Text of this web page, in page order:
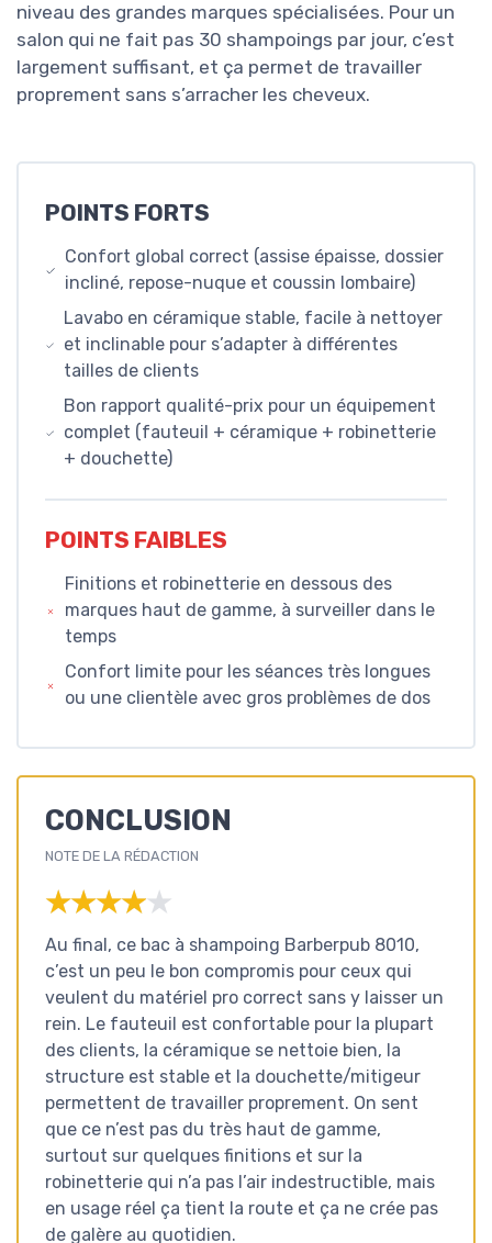
niveau des grandes marques spécialisées. Pour un
salon qui ne fait pas 30 shampoings par jour, c’est
largement suffisant, et ça permet de travailler
proprement sans s’arracher les cheveux.
POINTS FORTS
Confort global correct (assise épaisse, dossier
incliné, repose-nuque et coussin lombaire)
Lavabo en céramique stable, facile à nettoyer
et inclinable pour s’adapter à différentes
tailles de clients
Bon rapport qualité-prix pour un équipement
complet (fauteuil + céramique + robinetterie
+ douchette)
POINTS FAIBLES
Finitions et robinetterie en dessous des
marques haut de gamme, à surveiller dans le
temps
Confort limite pour les séances très longues
ou une clientèle avec gros problèmes de dos
CONCLUSION
NOTE DE LA RÉDACTION
★★★★★
★★★★★
Au final, ce bac à shampoing Barberpub 8010,
c’est un peu le bon compromis pour ceux qui
veulent du matériel pro correct sans y laisser un
rein. Le fauteuil est confortable pour la plupart
des clients, la céramique se nettoie bien, la
structure est stable et la douchette/mitigeur
permettent de travailler proprement. On sent
que ce n’est pas du très haut de gamme,
surtout sur quelques finitions et sur la
robinetterie qui n’a pas l’air indestructible, mais
en usage réel ça tient la route et ça ne crée pas
de galère au quotidien.